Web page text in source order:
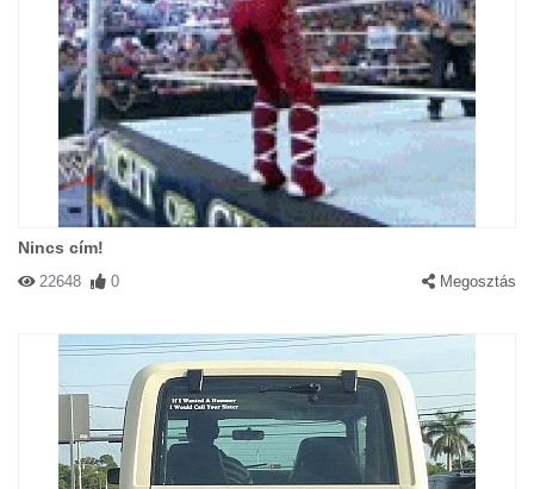
Nincs cím!
22648 0 Megosztás